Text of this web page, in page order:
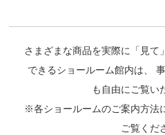
さまざまな商品を実際に「見て
できるショールーム館内は、
も自由にご覧い
※各ショールームのご案内方法
ご覧くだ